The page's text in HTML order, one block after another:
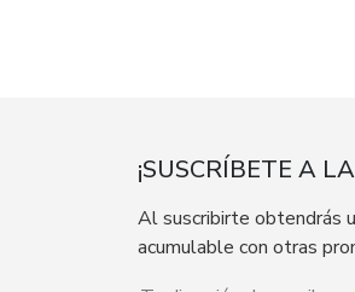
¡SUSCRÍBETE A
Al suscribirte obtendrás
acumulable con otras